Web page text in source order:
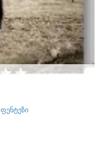
ფენტეზი